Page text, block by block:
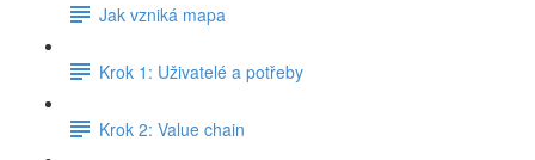
Jak vzniká mapa
Krok 1: Uživatelé a potřeby
Krok 2: Value chain